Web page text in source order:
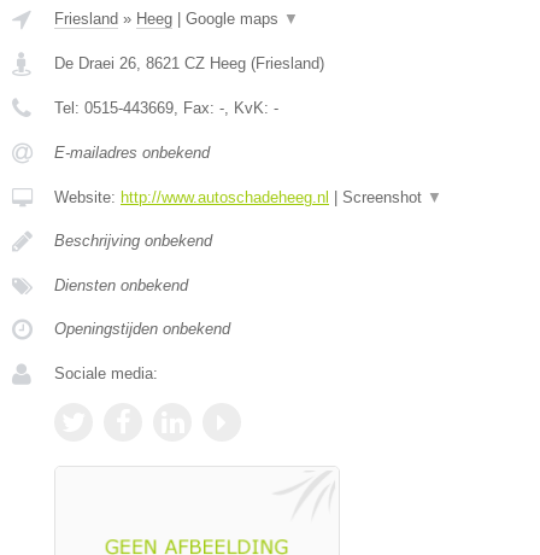
Friesland » Heeg | Google maps ▼
De Draei 26 8621 CZ Heeg (Friesland)
Tel: 0515-443669 , Fax: - , KvK: -
E-mailadres onbekend
Website: http://www.autoschadeheeg.nl | Screenshot ▼
Beschrijving onbekend
Diensten onbekend
Openingstijden onbekend
Sociale media: